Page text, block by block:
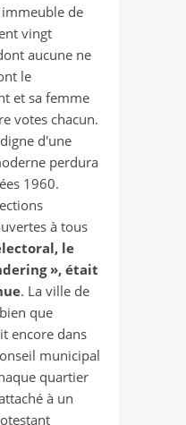
de
vingt
aucune ne
le
et sa femme
votes chacun.
d'une
perdura
1960.
à tous
le
», était
. La ville de
que
encore dans
municipal
quartier
à un